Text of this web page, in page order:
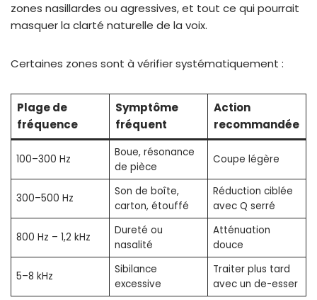
zones nasillardes ou agressives, et tout ce qui pourrait
masquer la clarté naturelle de la voix.
Certaines zones sont à vérifier systématiquement :
Plage de
fréquence
Symptôme
fréquent
Action
recommandée
100–300 Hz
Boue, résonance
de pièce
Coupe légère
300–500 Hz
Son de boîte,
carton, étouffé
Réduction ciblée
avec Q serré
800 Hz – 1,2 kHz
Dureté ou
nasalité
Atténuation
douce
5–8 kHz
Sibilance
excessive
Traiter plus tard
avec un de-esser